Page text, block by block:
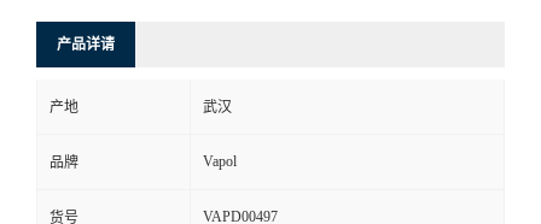
产品详请
产地 武汉
品牌 Vapol
货号 VAPD00497